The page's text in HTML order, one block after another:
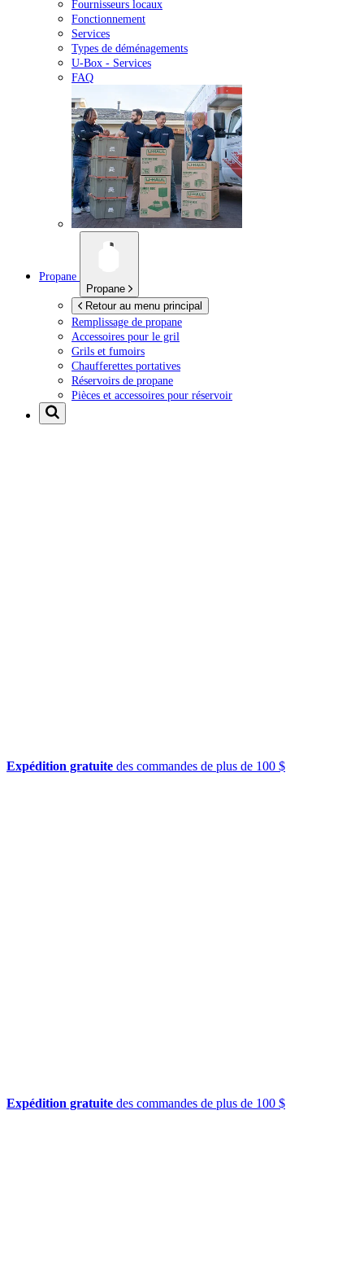
Fournisseurs locaux
Fonctionnement
Services
Types de déménagements
U-Box - Services
FAQ
Propane
Propane
Retour au menu principal
Remplissage de propane
Accessoires pour le gril
Grils et fumoirs
Chaufferettes portatives
Réservoirs de propane
Pièces et accessoires pour réservoir
Expédition gratuite des commandes de plus de 100 $
Expédition gratuite des commandes de plus de 100 $